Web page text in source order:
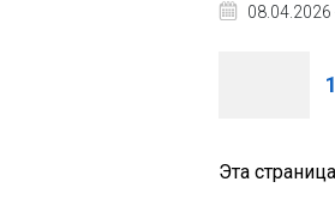
08.04.2026
1
Эта